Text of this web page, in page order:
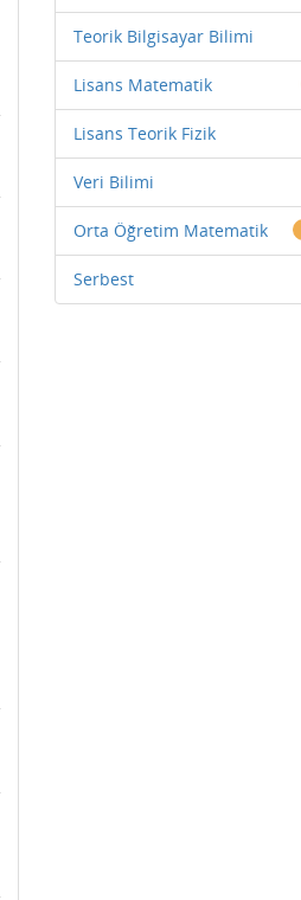
Teorik Bilgisayar Bilimi
Lisans Matematik
Lisans Teorik Fizik
Veri Bilimi
Orta Öğretim Matematik
Serbest